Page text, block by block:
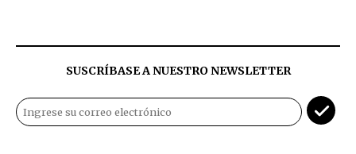
SUSCRÍBASE A NUESTRO NEWSLETTER